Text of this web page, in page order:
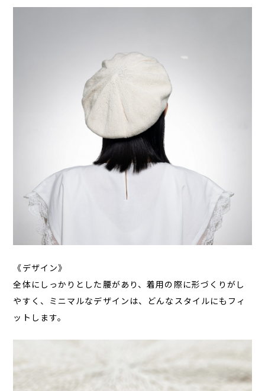
《デザイン》
全体にしっかりとした腰があり、着用の際に形づくりがし
やすく、ミニマルなデザインは、どんなスタイルにもフィ
ットします。